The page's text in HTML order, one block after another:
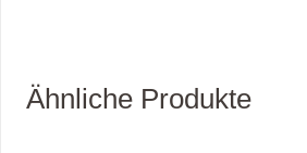
Ähnliche Produkte